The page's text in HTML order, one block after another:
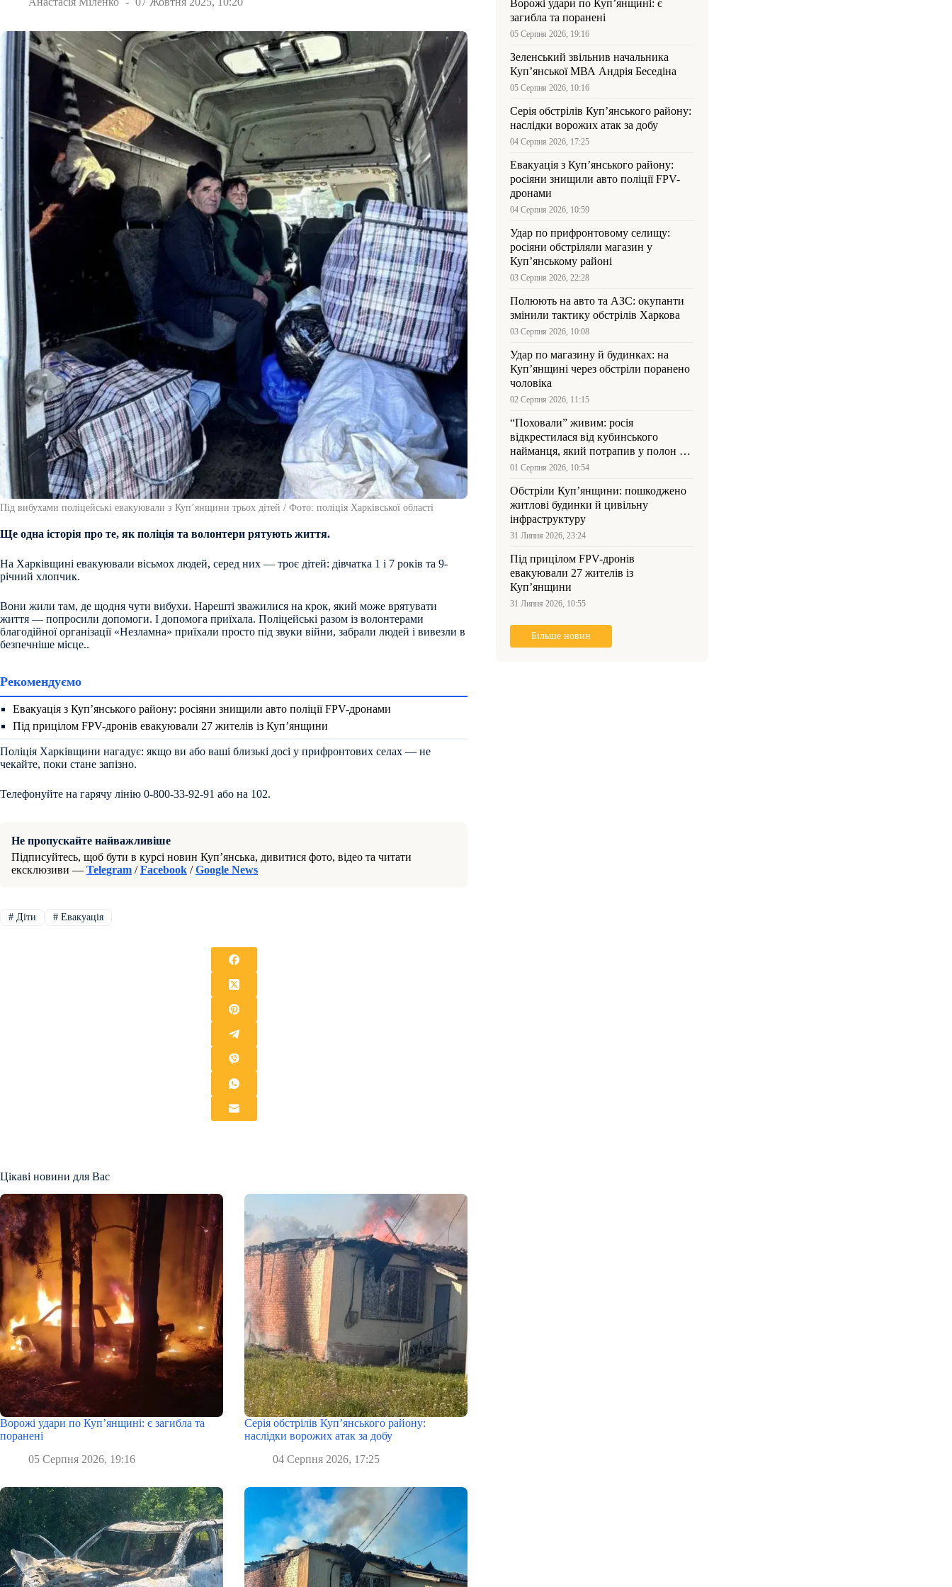
Під вибухами поліцейські евакуювали з Купʼянщини трьох дітей / Фото: поліція Харківської області
Ще одна історія про те, як поліція та волонтери рятують життя.
На Харківщині евакуювали вісьмох людей, серед них — троє дітей: дівчатка 1 і 7 років та 9-
річний хлопчик.
Вони жили там, де щодня чути вибухи. Нарешті зважилися на крок, який може врятувати
життя — попросили допомоги. І допомога приїхала. Поліцейські разом із волонтерами
благодійної організації «Незламна» приїхали просто під звуки війни, забрали людей і вивезли в
безпечніше місце..
Рекомендуємо
Евакуація з Куп’янського району: росіяни знищили авто поліції FPV-дронами
Під прицілом FPV-дронів евакуювали 27 жителів із Куп’янщини
Поліція Харківщини нагадує: якщо ви або ваші близькі досі у прифронтових селах — не
чекайте, поки стане запізно.
Телефонуйте на гарячу лінію 0-800-33-92-91 або на 102.
Не пропускайте найважливіше
Підписуйтесь, щоб бути в курсі новин Куп’янська, дивитися фото, відео та читати
ексклюзиви — Telegram /Facebook /Google News
#Діти #Евакуація
Цікаві новини для Вас
Ворожі удари по Куп’янщині: є загибла та
поранені
05 Серпня 2026, 19:16
Серія обстрілів Куп’янського району:
наслідки ворожих атак за добу
04 Серпня 2026, 17:25
Ворожі удари по Куп’янщині: є
загибла та поранені
05 Серпня 2026, 19:16
Зеленський звільнив начальника
Купʼянської МВА Андрія Беседіна
05 Серпня 2026, 10:16
Серія обстрілів Куп’янського району:
наслідки ворожих атак за добу
04 Серпня 2026, 17:25
Евакуація з Куп’янського району:
росіяни знищили авто поліції FPV-
дронами
04 Серпня 2026, 10:59
Удар по прифронтовому селищу:
росіяни обстріляли магазин у
Куп’янському районі
03 Серпня 2026, 22:28
Полюють на авто та АЗС: окупанти
змінили тактику обстрілів Харкова
03 Серпня 2026, 10:08
Удар по магазину й будинках: на
Куп’янщині через обстріли поранено
чоловіка
02 Серпня 2026, 11:15
“Поховали” живим: росія
відкрестилася від кубинського
найманця, який потрапив у полон на
Куп’янщині
01 Серпня 2026, 10:54
Обстріли Куп’янщини: пошкоджено
житлові будинки й цивільну
інфраструктуру
31 Липня 2026, 23:24
Під прицілом FPV-дронів
евакуювали 27 жителів із
Куп’янщини
31 Липня 2026, 10:55
Більше новин